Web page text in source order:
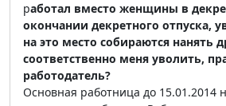
работал вместо женщины в
окончании декретного отпуска,
на это место собираются нанять
соответственно меня уволить,
работодатель?
Основная работница до 15.01.2014